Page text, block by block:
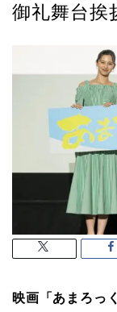
御礼舞台挨
映画「あまろっ